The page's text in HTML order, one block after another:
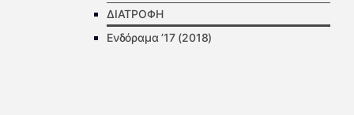
ΔΙΑΤΡΟΦΗ
Ενδόραμα ’17 (2018)